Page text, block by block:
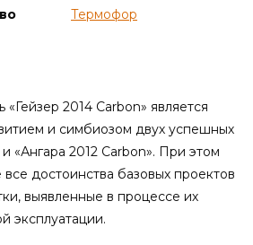
Термофор
2014 Carbon» является
и симбиозом двух успешных
«Ангара 2012 Carbon». При этом
достоинства базовых проектов
выявленные в процессе их
эксплуатации.